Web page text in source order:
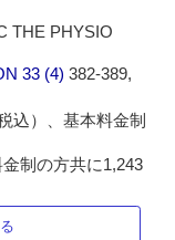
THE PHYSIO
33 (4)382-389,
込）、基本料金制
制の方共に1,243